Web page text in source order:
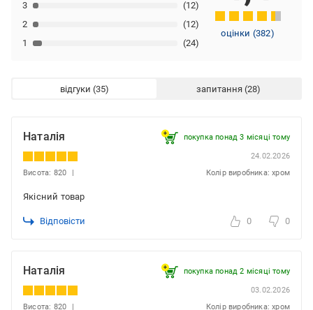
1 (24)
2 (12)
3 (12)
оцінки (382)
відгуки запитання
Наталія покупка понад 3 місяці тому
24.02.2026
Висота: 820
Колір виробника: хром
Якісний товар
Відповісти 0 0
Наталія покупка понад 2 місяці тому
03.02.2026
Висота: 820
Колір виробника: хром